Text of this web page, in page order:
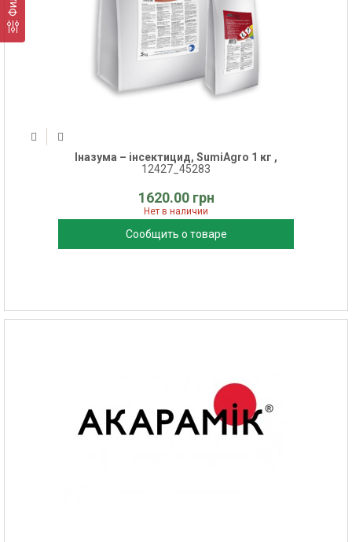
Іназума – інсектицид, SumiAgro 1 кг ,
12427_45283
1620.00 грн
Нет в наличии
Сообщить о товаре